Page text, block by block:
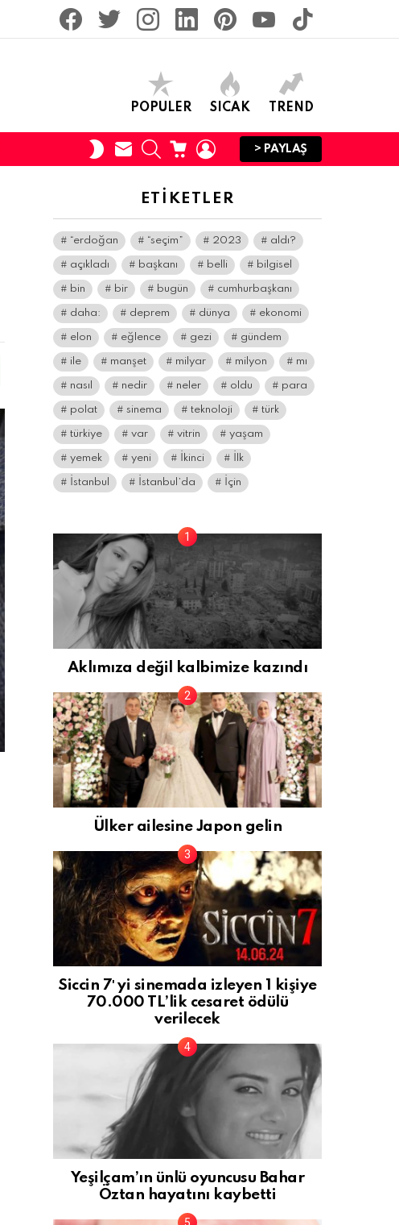
POPULER SICAK TREND
SWITCH
SKIN
SUBSCRIBE
SEARCHCART LOGIN
> PAYLAŞ
ETIKETLER
“erdoğan “seçim” 2023 aldı?
açıkladı başkanı belli bilgisel
bin bir bugün cumhurbaşkanı
daha: deprem dünya ekonomi
elon eğlence gezi gündem
ile manşet milyar milyon mı
nasıl nedir neler oldu para
polat sinema teknoloji türk
türkiye var vitrin yaşam
yemek yeni İkinci İlk
İstanbul İstanbul’da İçin
Aklımıza değil kalbimize kazındı
Ülker ailesine Japon gelin
Siccin 7′ yi sinemada izleyen 1 kişiye
70.000 TL’lik cesaret ödülü
verilecek
Yeşilçam’ın ünlü oyuncusu Bahar
Öztan hayatını kaybetti